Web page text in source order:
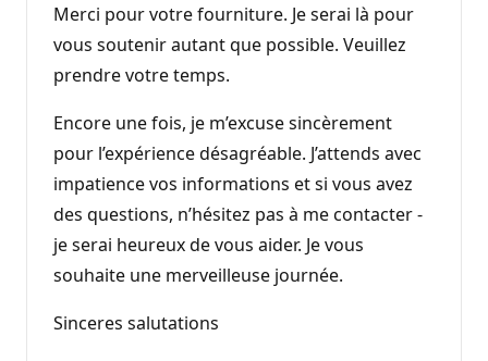
Merci pour votre fourniture. Je serai là pour
vous soutenir autant que possible. Veuillez
prendre votre temps.
Encore une fois, je m’excuse sincèrement
pour l’expérience désagréable. J’attends avec
impatience vos informations et si vous avez
des questions, n’hésitez pas à me contacter -
je serai heureux de vous aider. Je vous
souhaite une merveilleuse journée.
Sinceres salutations